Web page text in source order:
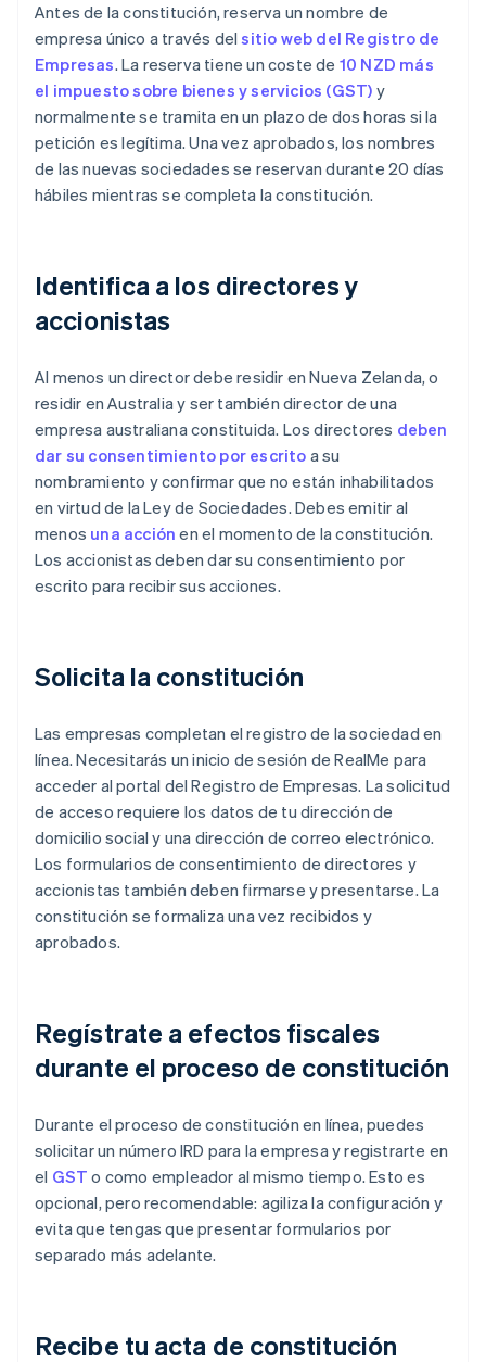
Antes de la constitución, reserva un nombre de
empresa único a través delsitio web del Registro de
Empresas. La reserva tiene un coste de 10 NZD más
el impuesto sobre bienes y servicios (GST) y
normalmente se tramita en un plazo de dos horas si la
petición es legítima. Una vez aprobados, los nombres
de las nuevas sociedades se reservan durante 20 días
hábiles mientras se completa la constitución.
Identifica a los directores y
accionistas
Al menos un director debe residir en Nueva Zelanda, o
residir en Australia y ser también director de una
empresa australiana constituida. Los directores deben
dar su consentimiento por escrito a su
nombramiento y confirmar que no están inhabilitados
en virtud de la Ley de Sociedades. Debes emitir al
menos una acción en el momento de la constitución.
Los accionistas deben dar su consentimiento por
escrito para recibir sus acciones.
Solicita la constitución
Las empresas completan el registro de la sociedad en
línea. Necesitarás un inicio de sesión de RealMe para
acceder al portal del Registro de Empresas. La solicitud
de acceso requiere los datos de tu dirección de
domicilio social y una dirección de correo electrónico.
Los formularios de consentimiento de directores y
accionistas también deben firmarse y presentarse. La
constitución se formaliza una vez recibidos y
aprobados.
Regístrate a efectos fiscales
durante el proceso de constitución
Durante el proceso de constitución en línea, puedes
solicitar un número IRD para la empresa y registrarte en
el GST o como empleador al mismo tiempo. Esto es
opcional, pero recomendable: agiliza la configuración y
evita que tengas que presentar formularios por
separado más adelante.
Recibe tu acta de constitución